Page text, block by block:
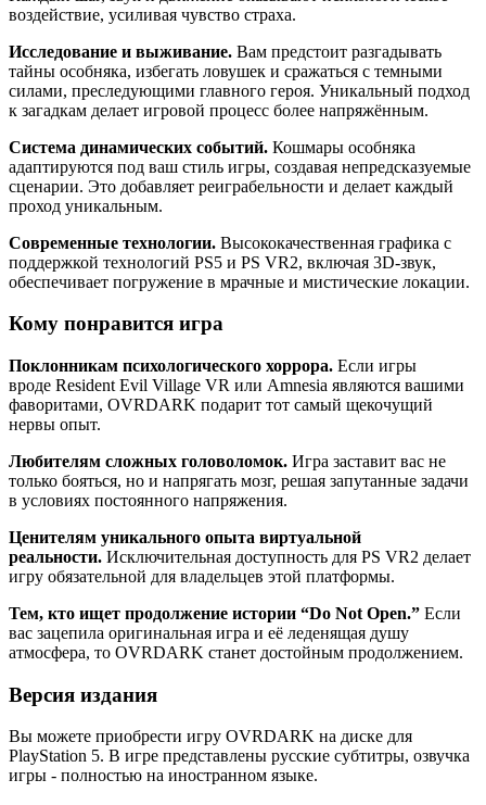
воздействие, усиливая чувство страха.
Исследование и выживание. Вам предстоит разгадывать
тайны особняка, избегать ловушек и сражаться с темными
силами, преследующими главного героя. Уникальный подход
к загадкам делает игровой процесс более напряжённым.
Система динамических событий. Кошмары особняка
адаптируются под ваш стиль игры, создавая непредсказуемые
сценарии. Это добавляет реиграбельности и делает каждый
проход уникальным.
Современные технологии. Высококачественная графика с
поддержкой технологий PS5 и PS VR2, включая 3D-звук,
обеспечивает погружение в мрачные и мистические локации.
Кому понравится игра
Поклонникам психологического хоррора. Если игры
вроде Resident Evil Village VR или Amnesia являются вашими
фаворитами, OVRDARK подарит тот самый щекочущий
нервы опыт.
Любителям сложных головоломок. Игра заставит вас не
только бояться, но и напрягать мозг, решая запутанные задачи
в условиях постоянного напряжения.
Ценителям уникального опыта виртуальной
реальности. Исключительная доступность для PS VR2 делает
игру обязательной для владельцев этой платформы.
Тем, кто ищет продолжение истории “Do Not Open.” Если
вас зацепила оригинальная игра и её леденящая душу
атмосфера, то OVRDARK станет достойным продолжением.
Версия издания
Вы можете приобрести игру OVRDARK на диске для
PlayStation 5. В игре представлены русские субтитры, озвучка
игры - полностью на иностранном языке.